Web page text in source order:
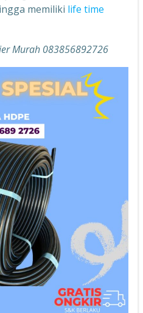
memiliki life time
Murah 083856892726